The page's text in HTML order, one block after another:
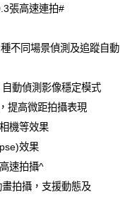
張高速連拍#
不同場景偵測及追蹤自動
動偵測影像穩定模式
提高微距拍攝表現
機等效果
效果
速拍攝^
拍攝，支援動態及